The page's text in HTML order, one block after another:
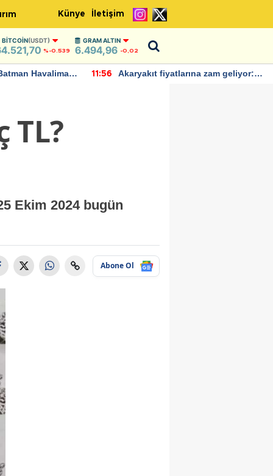
Künye İletişim
BITCOIN(USDT)
%-0.539
GRAM ALTIN
6.494,96 -0,02
Havalimanı
11:56
Akaryakıt fiyatlarına zam geliyor:
TL?
Ekim 2024 bugün
Abone Ol